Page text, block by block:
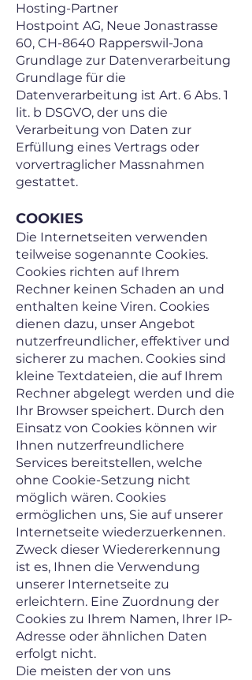
Hosting-Partner
Hostpoint AG, Neue Jonastrasse
60, CH-8640 Rapperswil-Jona
Grundlage zur Datenverarbeitung
Grundlage für die
Datenverarbeitung ist Art. 6 Abs. 1
lit. b DSGVO, der uns die
Verarbeitung von Daten zur
Erfüllung eines Vertrags oder
vorvertraglicher Massnahmen
gestattet.
COOKIES
Die Internetseiten verwenden
teilweise sogenannte Cookies.
Cookies richten auf Ihrem
Rechner keinen Schaden an und
enthalten keine Viren. Cookies
dienen dazu, unser Angebot
nutzerfreundlicher, effektiver und
sicherer zu machen. Cookies sind
kleine Textdateien, die auf Ihrem
Rechner abgelegt werden und die
Ihr Browser speichert. Durch den
Einsatz von Cookies können wir
Ihnen nutzerfreundlichere
Services bereitstellen, welche
ohne Cookie-Setzung nicht
möglich wären. Cookies
ermöglichen uns, Sie auf unserer
Internetseite wiederzuerkennen.
Zweck dieser Wiedererkennung
ist es, Ihnen die Verwendung
unserer Internetseite zu
erleichtern. Eine Zuordnung der
Cookies zu Ihrem Namen, Ihrer IP-
Adresse oder ähnlichen Daten
erfolgt nicht.
Die meisten der von uns